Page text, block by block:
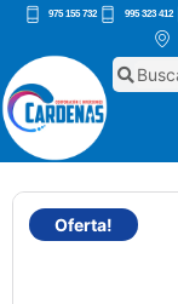
975 155 732 995 323 412
Oferta!